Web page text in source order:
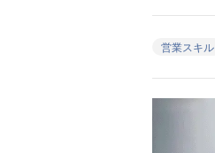
営業スキル